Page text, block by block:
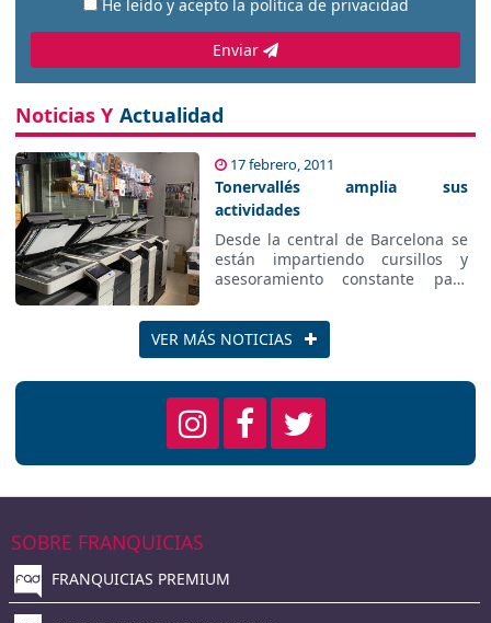
He leído y acepto lapolítica de privacidad
Enviar
Noticias Y Actualidad
17 febrero, 2011
Tonervallés amplia sus
actividades
Desde la central de Barcelona se
están impartiendo cursillos y
esta nueva actividad.
VER MÁS NOTICIAS
SOBRE FRANQUICIAS
FRANQUICIAS PREMIUM